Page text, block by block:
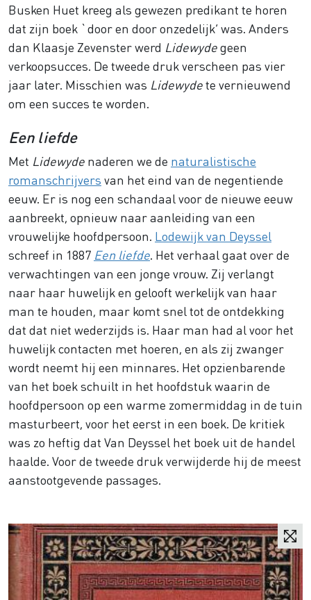
Busken Huet kreeg als gewezen predikant te horen
dat zijn boek `door en door onzedelijk’ was. Anders
dan Klaasje Zevenster werd Lidewydegeen
verkoopsucces. De tweede druk verscheen pas vier
jaar later. Misschien was Lidewydete vernieuwend
om een succes te worden.
Een liefde
Met Lidewyde naderen we de naturalistische
romanschrijvers van het eind van de negentiende
eeuw. Er is nog een schandaal voor de nieuwe eeuw
aanbreekt, opnieuw naar aanleiding van een
vrouwelijke hoofdpersoon. Lodewijk van Deyssel
schreef in 1887 Een liefde . Het verhaal gaat over de
verwachtingen van een jonge vrouw. Zij verlangt
naar haar huwelijk en gelooft werkelijk van haar
man te houden, maar komt snel tot de ontdekking
dat dat niet wederzijds is. Haar man had al voor het
huwelijk contacten met hoeren, en als zij zwanger
wordt neemt hij een minnares. Het opzienbarende
van het boek schuilt in het hoofdstuk waarin de
hoofdpersoon op een warme zomermiddag in de tuin
masturbeert, voor het eerst in een boek. De kritiek
was zo heftig dat Van Deyssel het boek uit de handel
haalde. Voor de tweede druk verwijderde hij de meest
aanstootgevende passages.